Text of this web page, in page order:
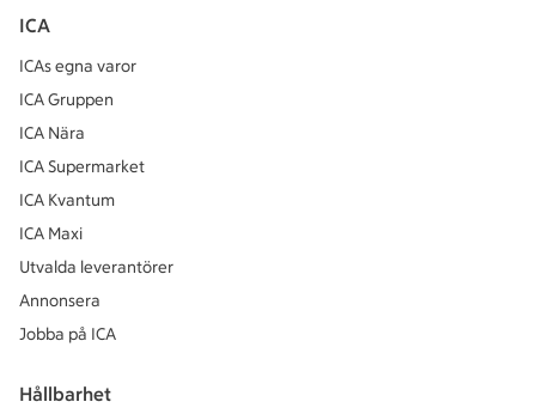
ICA
ICAs egna varor
ICA Gruppen
ICA Nära
ICA Supermarket
ICA Kvantum
ICA Maxi
Utvalda leverantörer
Annonsera
Jobba på ICA
Hållbarhet